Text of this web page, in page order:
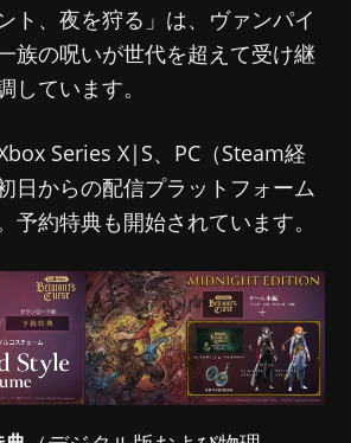
ト、夜を狩る」は、ヴァンパイ
族の呪いが世代を超えて受け継
しています。
Series X|S、PC（Steam経
日からの配信プラットフォーム
予約特典も開始されています。